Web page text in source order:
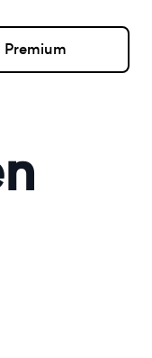
Premium